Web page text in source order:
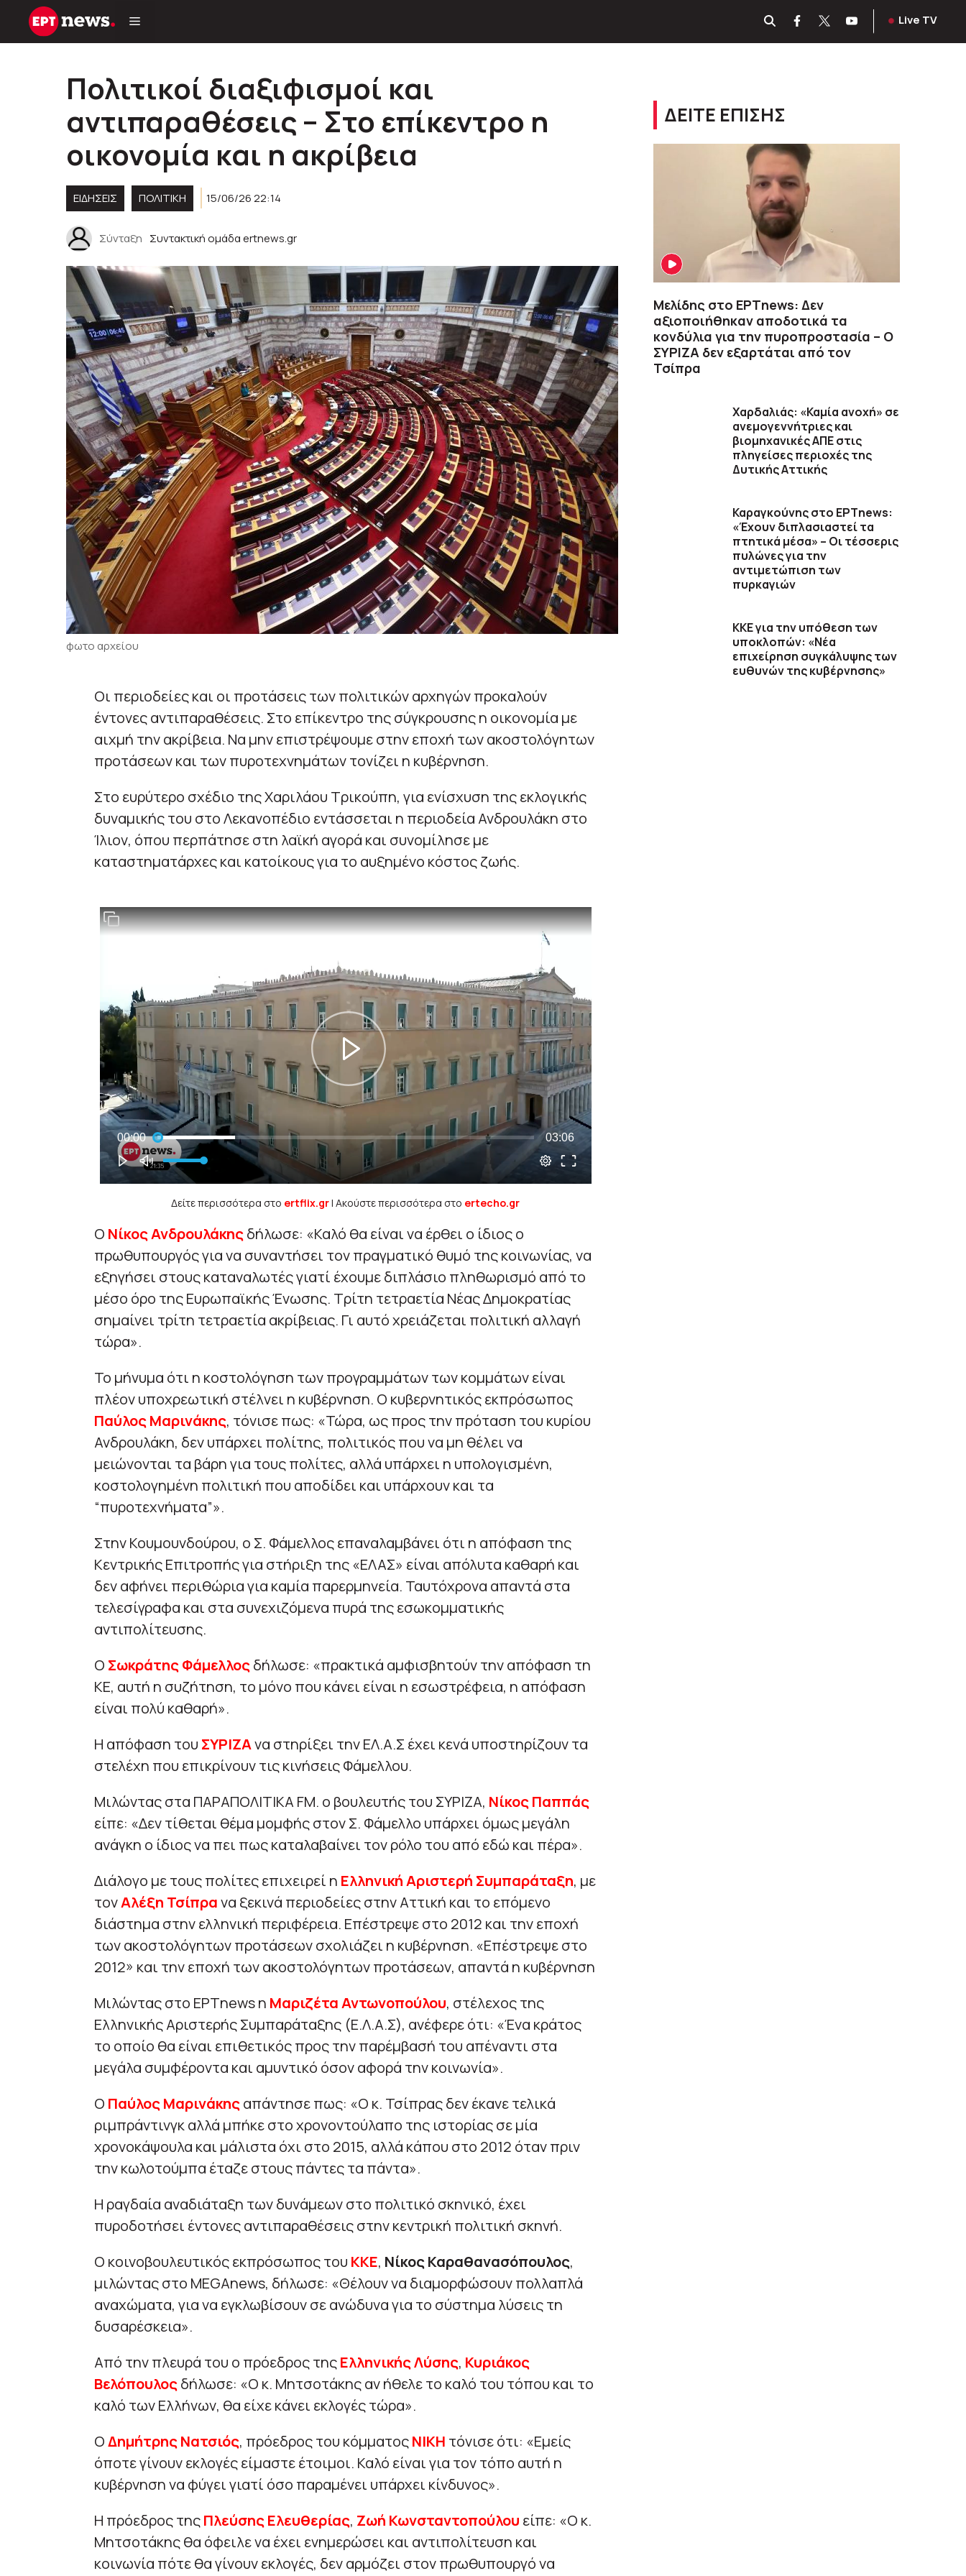
Μετάβαση
Live TV
Πολιτικοί διαξιφισμοί και
αντιπαραθέσεις – Στο επίκεντρο η
οικονομία και η ακρίβεια
ΕΙΔΗΣΕΙΣ ΠΟΛΙΤΙΚΉ 15/06/26 22:14
Σύνταξη Συντακτική ομάδα ertnews.gr
φωτο αρχείου
Οι περιοδείες και οι προτάσεις των πολιτικών αρχηγών προκαλούν
έντονες αντιπαραθέσεις. Στο επίκεντρο της σύγκρουσης η οικονομία με
αιχμή την ακρίβεια. Να μην επιστρέψουμε στην εποχή των ακοστολόγητων
προτάσεων και των πυροτεχνημάτων τονίζει η κυβέρνηση.
Στο ευρύτερο σχέδιο της Χαριλάου Τρικούπη, για ενίσχυση της εκλογικής
δυναμικής του στο Λεκανοπέδιο εντάσσεται η περιοδεία Ανδρουλάκη στο
Ίλιον, όπου περπάτησε στη λαϊκή αγορά και συνομίλησε με
καταστηματάρχες και κατοίκους για το αυξημένο κόστος ζωής.
Δείτε περισσότερα στο ertflix.gr| Ακούστε περισσότερα στο ertecho.gr
Ο Νίκος Ανδρουλάκηςδήλωσε: «Καλό θα είναι να έρθει ο ίδιος ο
πρωθυπουργός για να συναντήσει τον πραγματικό θυμό της κοινωνίας, να
εξηγήσει στους καταναλωτές γιατί έχουμε διπλάσιο πληθωρισμό από το
μέσο όρο της Ευρωπαϊκής Ένωσης. Τρίτη τετραετία Νέας Δημοκρατίας
σημαίνει τρίτη τετραετία ακρίβειας. Γι αυτό χρειάζεται πολιτική αλλαγή
τώρα».
Το μήνυμα ότι η κοστολόγηση των προγραμμάτων των κομμάτων είναι
πλέον υποχρεωτική στέλνει η κυβέρνηση. Ο κυβερνητικός εκπρόσωπος
Παύλος Μαρινάκης, τόνισε πως: «Τώρα, ως προς την πρόταση του κυρίου
Ανδρουλάκη, δεν υπάρχει πολίτης, πολιτικός που να μη θέλει να
μειώνονται τα βάρη για τους πολίτες, αλλά υπάρχει η υπολογισμένη,
κοστολογημένη πολιτική που αποδίδει και υπάρχουν και τα
“πυροτεχνήματα”».
Στην Κουμουνδούρου, ο Σ. Φάμελλος επαναλαμβάνει ότι η απόφαση της
Κεντρικής Επιτροπής για στήριξη της «ΕΛΑΣ» είναι απόλυτα καθαρή και
δεν αφήνει περιθώρια για καμία παρερμηνεία. Ταυτόχρονα απαντά στα
τελεσίγραφα και στα συνεχιζόμενα πυρά της εσωκομματικής
αντιπολίτευσης.
Ο Σωκράτης Φάμελλοςδήλωσε: «πρακτικά αμφισβητούν την απόφαση τη
ΚΕ, αυτή η συζήτηση, το μόνο που κάνει είναι η εσωστρέφεια, η απόφαση
είναι πολύ καθαρή».
Η απόφαση του ΣΥΡΙΖΑνα στηρίξει την ΕΛ.Α.Σ έχει κενά υποστηρίζουν τα
στελέχη που επικρίνουν τις κινήσεις Φάμελλου.
Μιλώντας στα ΠΑΡΑΠΟΛΙΤΙΚΑ FM. ο βουλευτής του ΣΥΡΙΖΑ, Νίκος Παππάς
είπε: «Δεν τίθεται θέμα μομφής στον Σ. Φάμελλο υπάρχει όμως μεγάλη
ανάγκη ο ίδιος να πει πως καταλαβαίνει τον ρόλο του από εδώ και πέρα».
Διάλογο με τους πολίτες επιχειρεί η Ελληνική Αριστερή Συμπαράταξη, με
τονΑλέξη Τσίπρανα ξεκινά περιοδείες στην Αττική και το επόμενο
διάστημα στην ελληνική περιφέρεια. Eπέστρεψε στο 2012 και την εποχή
των ακοστολόγητων προτάσεων σχολιάζει η κυβέρνηση. «Επέστρεψε στο
2012» και την εποχή των ακοστολόγητων προτάσεων, απαντά η κυβέρνηση
Μιλώντας στο ΕΡΤnews η Μαριζέτα Αντωνοπούλου, στέλεχος της
Ελληνικής Αριστερής Συμπαράταξης (Ε.Λ.Α.Σ), ανέφερε ότι: «Ένα κράτος
το οποίο θα είναι επιθετικός προς την παρέμβασή του απέναντι στα
μεγάλα συμφέροντα και αμυντικό όσον αφορά την κοινωνία».
Ο Παύλος Μαρινάκηςαπάντησε πως: «Ο κ. Τσίπρας δεν έκανε τελικά
ριμπράντινγκ αλλά μπήκε στο χρονοντούλαπο της ιστορίας σε μία
χρονοκάψουλα και μάλιστα όχι στο 2015, αλλά κάπου στο 2012 όταν πριν
την κωλοτούμπα έταζε στους πάντες τα πάντα».
Η ραγδαία αναδιάταξη των δυνάμεων στο πολιτικό σκηνικό, έχει
πυροδοτήσει έντονες αντιπαραθέσεις στην κεντρική πολιτική σκηνή.
Ο κοινοβουλευτικός εκπρόσωπος του ΚΚΕ, Νίκος Καραθανασόπουλος,
μιλώντας στο ΜΕGAnews, δήλωσε: «Θέλουν να διαμορφώσουν πολλαπλά
αναχώματα, για να εγκλωβίσουν σε ανώδυνα για το σύστημα λύσεις τη
δυσαρέσκεια».
Από την πλευρά του ο πρόεδρος τηςΕλληνικής Λύσης, Κυριάκος
Βελόπουλοςδήλωσε: «Ο κ. Μητσοτάκης αν ήθελε το καλό του τόπου και το
καλό των Ελλήνων, θα είχε κάνει εκλογές τώρα».
ΟΔημήτρης Νατσιός, πρόεδρος του κόμματοςΝΙΚΗ τόνισε ότι: «Εμείς
όποτε γίνουν εκλογές είμαστε έτοιμοι. Καλό είναι για τον τόπο αυτή η
κυβέρνηση να φύγει γιατί όσο παραμένει υπάρχει κίνδυνος».
Η πρόεδρος τηςΠλεύσης Ελευθερίας, Ζωή Κωνσταντοπούλου είπε: «Ο κ.
Μητσοτάκης θα όφειλε να έχει ενημερώσει και αντιπολίτευση και
κοινωνία πότε θα γίνουν εκλογές, δεν αρμόζει στον πρωθυπουργό να
ΔΕΙΤΕ ΕΠΙΣΗΣ
Μελίδης στο ΕΡΤnews: Δεν
αξιοποιήθηκαν αποδοτικά τα
κονδύλια για την πυροπροστασία – Ο
ΣΥΡΙΖΑ δεν εξαρτάται από τον
Τσίπρα
Χαρδαλιάς: «Καμία ανοχή» σε
ανεμογεννήτριες και
βιομηχανικές ΑΠΕ στις
πληγείσες περιοχές της
Δυτικής Αττικής
Καραγκούνης στο ΕΡΤnews:
«Έχουν διπλασιαστεί τα
πτητικά μέσα» – Οι τέσσερις
πυλώνες για την
αντιμετώπιση των
πυρκαγιών
ΚΚΕ για την υπόθεση των
υποκλοπών: «Νέα
επιχείρηση συγκάλυψης των
ευθυνών της κυβέρνησης»